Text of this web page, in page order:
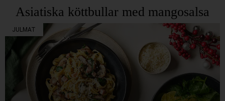
Asiatiska köttbullar med mangosalsa
JULMAT